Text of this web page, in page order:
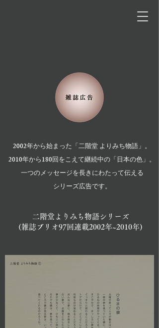
2002年から始まった「二階堂 よりみち物語」。
2010年から180回をこえて継続中の「日本の色」。
一つのメッセージを長きにわたって伝える
シリーズ広告です。
二階堂よりみち物語シリーズ
(雑誌ブリオ97回連載2002年~2010年)